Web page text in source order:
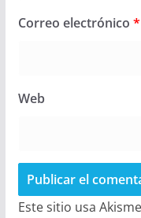
Correo electrónico *
Web
Este sitio usa